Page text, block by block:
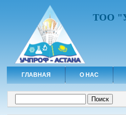
ТОО
ГЛАВНАЯ О НАС